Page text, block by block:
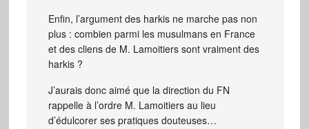
Enfin, l’argument des harkis ne marche pas non
plus : combien parmi les musulmans en France
et des cliens de M. Lamoitiers sont vraiment des
harkis ?
J’aurais donc aimé que la direction du FN
rappelle à l’ordre M. Lamoitiers au lieu
d’édulcorer ses pratiques douteuses…